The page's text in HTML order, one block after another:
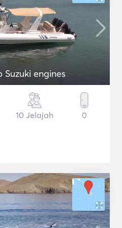
Suzuki engines
10 Jelajah 0